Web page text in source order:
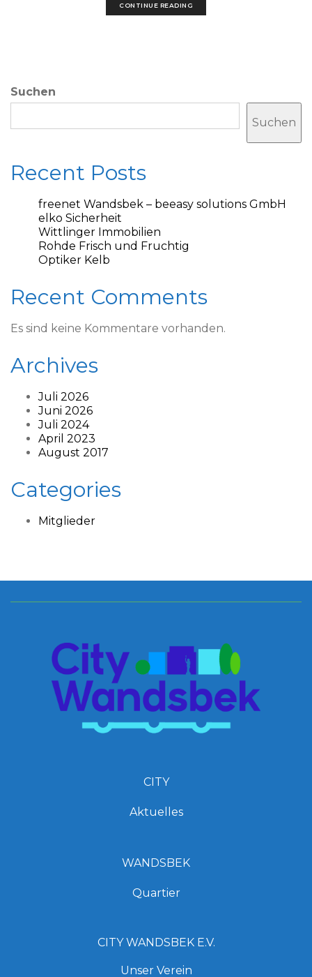
CONTINUE READING
Suchen
Suchen
Recent Posts
freenet Wandsbek – beeasy solutions GmbH
elko Sicherheit
Wittlinger Immobilien
Rohde Frisch und Fruchtig
Optiker Kelb
Recent Comments
Es sind keine Kommentare vorhanden.
Archives
Juli 2026
Juni 2026
Juli 2024
April 2023
August 2017
Categories
Mitglieder
CITY
Aktuelles
WANDSBEK
Quartier
CITY WANDSBEK E.V.
Unser Verein